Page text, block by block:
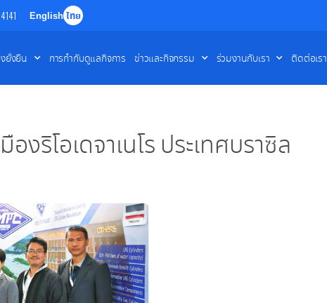
English ไทย
ยั่งยืน การกำกับดูแลกิจการ ข่าวและกิจกรรม ร่วมงานกับเรา ติดต่อเรา
องริโอเดจาเนโร ประเทศบราซิล